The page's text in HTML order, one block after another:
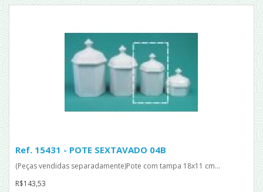
Ref. 15431 - POTE SEXTAVADO 04B
(Peças vendidas separadamente)Pote com tampa 18x11 cm...
R$143,53